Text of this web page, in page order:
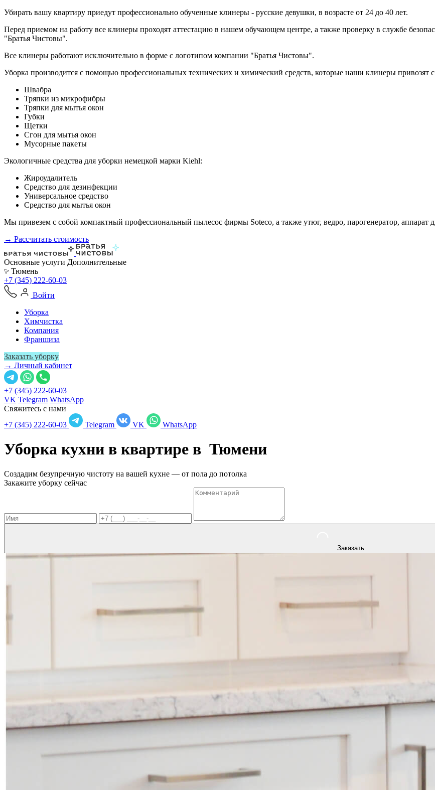
Убирать вашу квартиру приедут профессионально обученные клинеры - русские девушки, в возрасте от 24 до 40 лет.
Перед приемом на работу все клинеры проходят аттестацию в нашем обучающем центре, а также проверку в службе
"Братья Чистовы".
Все клинеры работают исключительно в форме с логотипом компании "Братья Чистовы".
Уборка производится с помощью профессиональных технических и химический средств, которые наши клинеры привозят
Швабра
Тряпки из микрофибры
Тряпки для мытья окон
Губки
Щетки
Сгон для мытья окон
Мусорные пакеты
Экологичные средства для уборки немецкой марки Kiehl:
Жироудалитель
Средство для дезинфекции
Универсальное средство
Средство для мытья окон
Мы привезем с собой компактный профессиональный пылесос фирмы Soteco, а также утюг, ведро, парогенератор,
→ Рассчитать стоимость
Основные услуги Дополнительные
Тюмень
+7 (345) 222-60-03
Войти
Уборка
Химчистка
Компания
Франшиза
Заказать уборку
→ Личный кабинет
+7 (345) 222-60-03
VK Telegram WhatsApp
Свяжитесь с нами
+7 (345) 222-60-03
Telegram VK WhatsApp
Уборка кухни в квартире в Тюмени
Создадим безупречную чистоту на вашей кухне — от пола до потолка
Закажите уборку сейчас
Заказать